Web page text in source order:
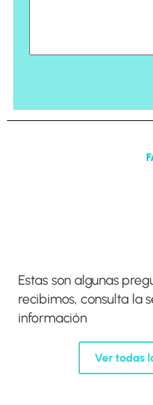
Estas son algunas
recibimos, consulta la
información
Ver todas